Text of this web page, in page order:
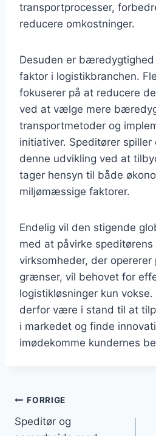
transportprocesser,
reducere omkostninger.
Desuden er
faktor i logistikbranchen.
fokuserer på at reducere
ved at vælge mere
transportmetoder og
initiativer. Speditører spiller
denne udvikling ved at
tager hensyn til både
miljømæssige faktorer.
Endelig vil den stigende
med at påvirke
virksomheder, der
grænser, vil behovet for
logistikløsninger kun
derfor være i stand til at
i markedet og finde
imødekomme kundernes
FORRIGE
Speditør og